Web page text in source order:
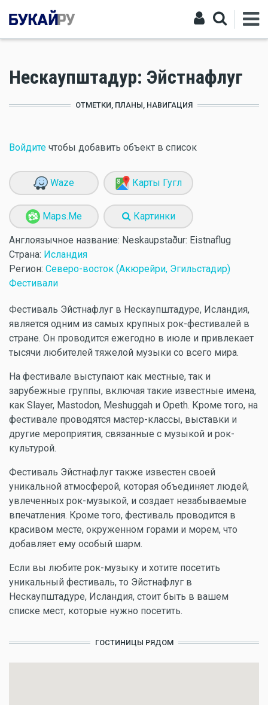
Нескаупштадур: Эйстнафлуг
ОТМЕТКИ, ПЛАНЫ, НАВИГАЦИЯ
Войдите чтобы добавить объект в список
Waze Карты Гугл
Maps.Me Картинки
Англоязычное название: Neskaupstaður: Eistnaflug
Страна: Исландия
Регион: Северо-восток (Акюрейри, Эгильстадир)
Фестивали
Фестиваль Эйстнафлуг в Нескаупштадуре, Исландия,
является одним из самых крупных рок-фестивалей в
стране. Он проводится ежегодно в июле и привлекает
тысячи любителей тяжелой музыки со всего мира.
На фестивале выступают как местные, так и
зарубежные группы, включая такие известные имена,
как Slayer, Mastodon, Meshuggah и Opeth. Кроме того, на
фестивале проводятся мастер-классы, выставки и
другие мероприятия, связанные с музыкой и рок-
культурой.
Фестиваль Эйстнафлуг также известен своей
уникальной атмосферой, которая объединяет людей,
увлеченных рок-музыкой, и создает незабываемые
впечатления. Кроме того, фестиваль проводится в
красивом месте, окруженном горами и морем, что
добавляет ему особый шарм.
Если вы любите рок-музыку и хотите посетить
уникальный фестиваль, то Эйстнафлуг в
Нескаупштадуре, Исландия, стоит быть в вашем
списке мест, которые нужно посетить.
ГОСТИНИЦЫ РЯДОМ